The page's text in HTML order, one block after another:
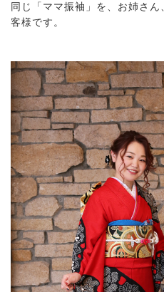
同じ「ママ振袖」を、お姉さ
客様です。